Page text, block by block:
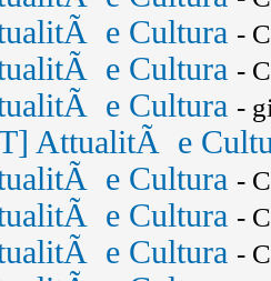
e Cultura -
e Cultura -
e Cultura -
AttualitÃ e
e Cultura -
e Cultura -
e Cultura -